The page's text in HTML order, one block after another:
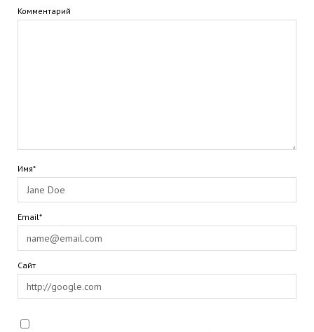
Комментарий
Имя*
Email*
Сайт